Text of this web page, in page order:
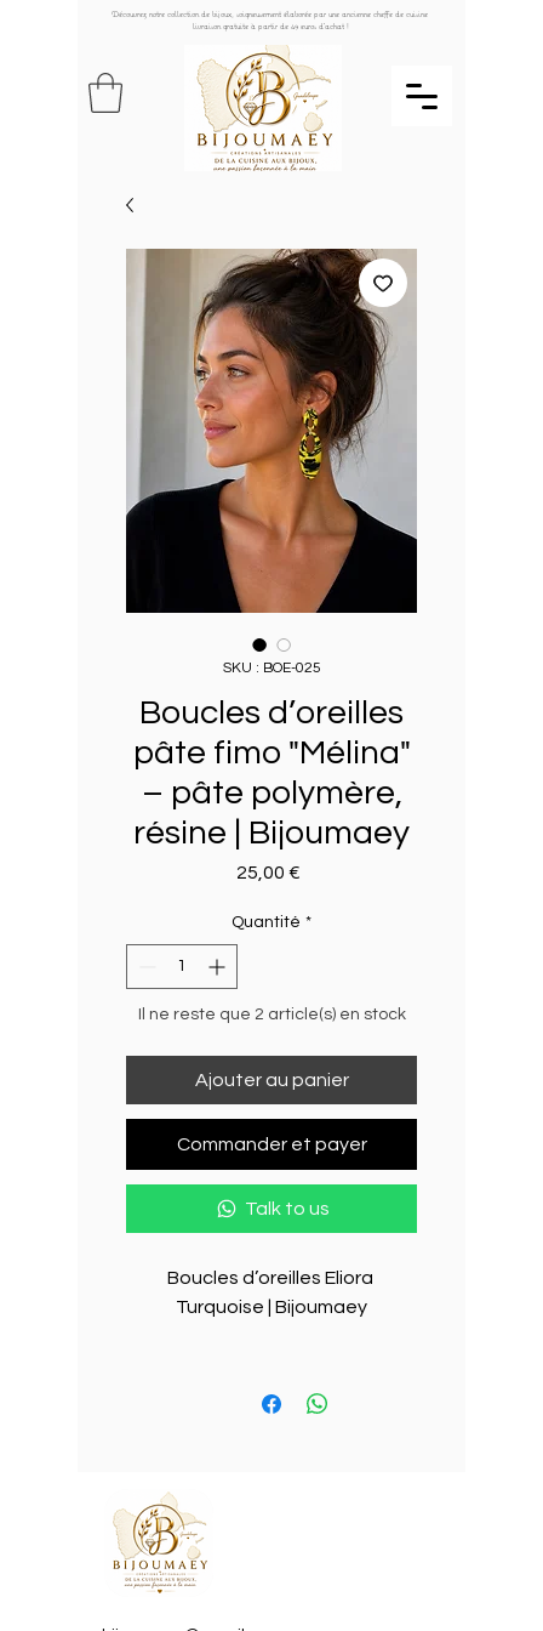
Découvrez notre collection de bijoux, soigneusement élaborée par une ancienne cheffe de cuisine
livraison gratuite à partir de 49 euros d'achat !
SKU : BOE-025
Boucles d’oreilles
pâte fimo "Mélina"
– pâte polymère,
résine | Bijoumaey
25,00 €
Quantité *
Il ne reste que 2 article(s) en stock
Ajouter au panier
Commander et payer
Talk to us
Boucles d’oreilles Eliora
Turquoise | Bijoumaey
inspirées par la Méditerranée
main, les boucles d’oreilles Eliora
Turquoise capturent la douceur
des eaux cristallines de la Côte
d’Azur. Chaque détail a été
imaginé pour apporter une